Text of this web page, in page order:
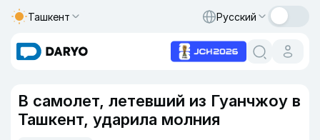
Ташкент Русский
В самолет, летевший из Гуанчжоу в
Ташкент, ударила молния